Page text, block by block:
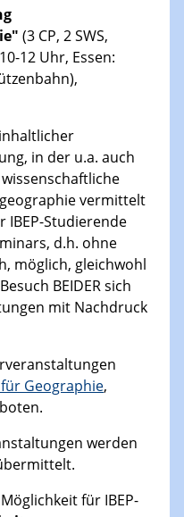
(3 CP, 2 SWS,
12 Uhr, Essen:
in der u.a. auch
vermittelt
IBEP-Studierende
d.h. ohne
möglich, gleichwohl
BEIDER sich
mit Nachdruck
Geographie,
werden
für IBEP-